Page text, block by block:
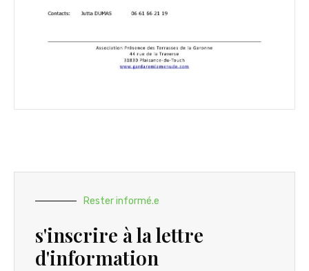
Rester informé.e
s'inscrire à la lettre
d'information